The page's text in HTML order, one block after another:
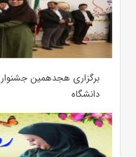
برگزاری هجدهمین
دانشگاه